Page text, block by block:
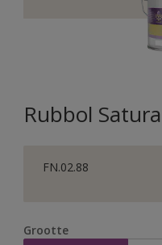
Rubbol Satura
FN.02.88
Grootte